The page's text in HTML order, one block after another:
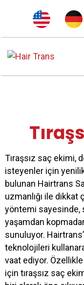
Tıraşsız saç ekimi,
isteyenler için
bulunan Hairtrans
uzmanlığı ile dikkat
yöntemi sayesinde,
yaşamdan
sunuluyor.
teknolojileri
vaat ediyor.
için tıraşsız saç